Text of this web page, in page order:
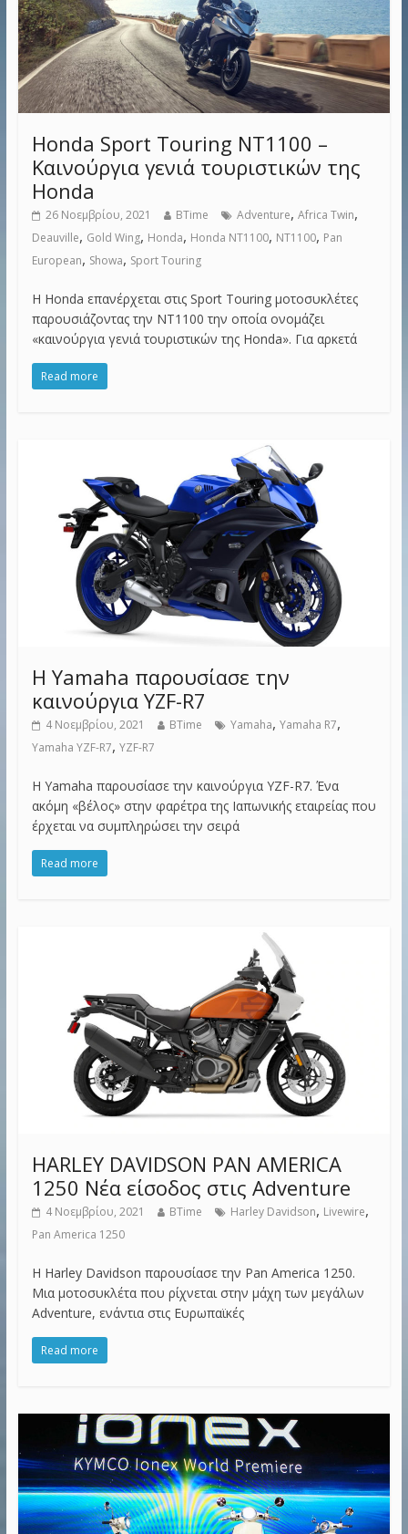
Honda Sport Touring NT1100 –
Καινούργια γενιά τουριστικών της
Honda
26 Νοεμβρίου, 2021 BTime Adventure, Africa Twin,
Deauville, Gold Wing, Honda, Honda NT1100, NT1100, Pan
European, Showa, Sport Touring
Η Honda επανέρχεται στις Sport Touring μοτοσυκλέτες
παρουσιάζοντας την NT1100 την οποία ονομάζει
«καινούργια γενιά τουριστικών της Honda». Για αρκετά
Read more
Η Yamaha παρουσίασε την
καινούργια YZF-R7
4 Νοεμβρίου, 2021 BTime Yamaha, Yamaha R7,
Yamaha YZF-R7, YZF-R7
Η Yamaha παρουσίασε την καινούργια YZF-R7. Ένα
ακόμη «βέλος» στην φαρέτρα της Ιαπωνικής εταιρείας που
έρχεται να συμπληρώσει την σειρά
Read more
HARLEY DAVIDSON PAN AMERICA
1250 Νέα είσοδος στις Adventure
4 Νοεμβρίου, 2021 BTime Harley Davidson, Livewire,
Pan America 1250
Η Harley Davidson παρουσίασε την Pan America 1250.
Μια μοτοσυκλέτα που ρίχνεται στην μάχη των μεγάλων
Adventure, ενάντια στις Ευρωπαϊκές
Read more